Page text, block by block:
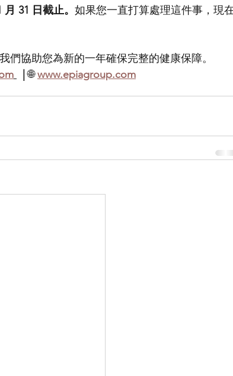
31 日截止。 如果您一直打算處理這件事，現
我們協助您為新的一年確保完整的健康保障。
🌐 www.epiagroup.com